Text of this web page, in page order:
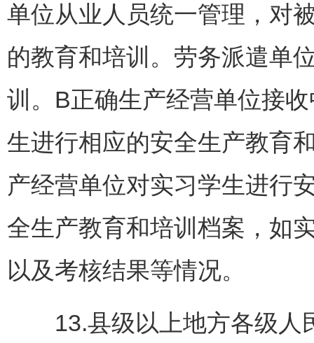
单位从业人员统一管理，对
的教育和培训。劳务派遣单
训。B正确生产经营单位接
生进行相应的安全生产教育
产经营单位对实习学生进行
全生产教育和培训档案，如
以及考核结果等情况。
13.县级以上地方各级人